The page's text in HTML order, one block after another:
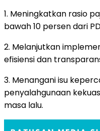
1. Meningkatkan rasio
bawah 10 persen dari
2. Melanjutkan
efisiensi dan
3. Menangani isu
penyalahgunaan
masa lalu.